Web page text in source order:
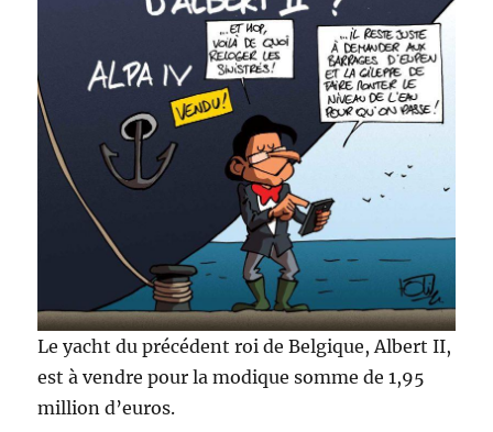
Le yacht du précédent roi de Belgique, Albert II,
est à vendre pour la modique somme de 1,95
million d’euros.